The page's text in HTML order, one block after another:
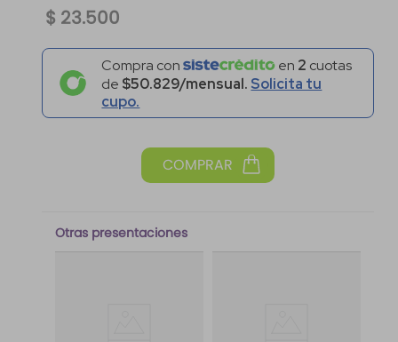
$ 23.500
Compra con en 2 cuotas
de $50.829/mensual. Solicita tu
cupo.
Otras presentaciones